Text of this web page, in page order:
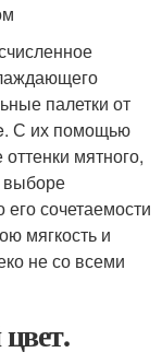
палетки от
С их помощью
мятного,
выборе
сочетаемости
мягкость и
не со всеми